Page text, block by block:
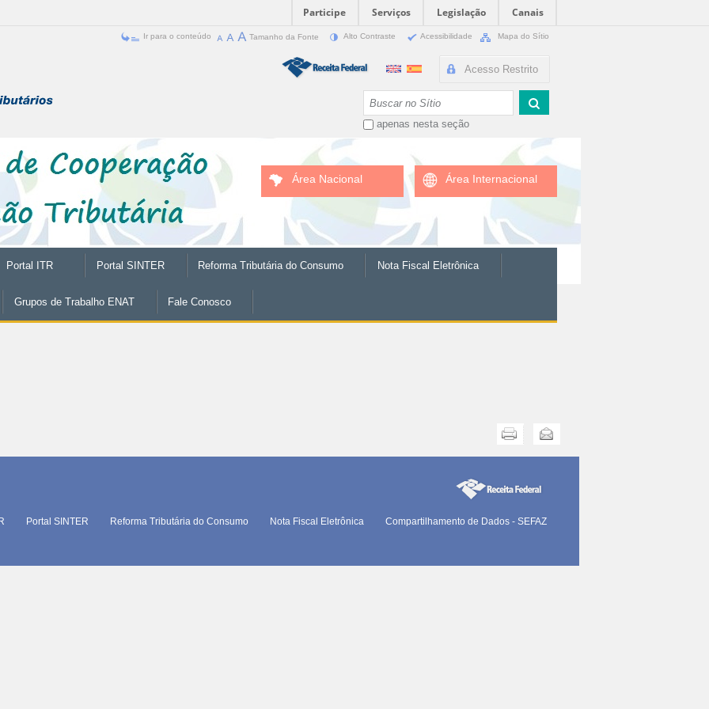
Participe Serviços Legislação
Canais
Ir para o conteúdo Tamanho da Fonte Alto Contraste Acessibilidade Mapa do Sítio
Acesso Restrito
apenas nesta seção
Área Nacional Área Internacional
Portal ITR Portal SINTER Reforma Tributária do Consumo Nota Fiscal Eletrônica
Grupos de Trabalho ENAT Fale Conosco
Enviar
Portal SINTER Reforma Tributária do Consumo Nota Fiscal Eletrônica
Compartilhamento de Dados - SEFAZ